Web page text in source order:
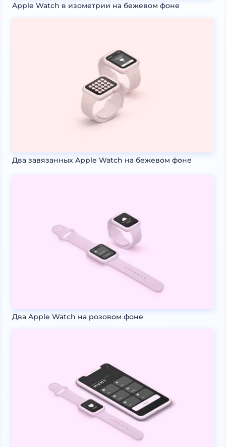
Apple Watch в изометрии на бежевом фоне
Два завязанных Apple Watch на бежевом фоне
Два Apple Watch на розовом фоне